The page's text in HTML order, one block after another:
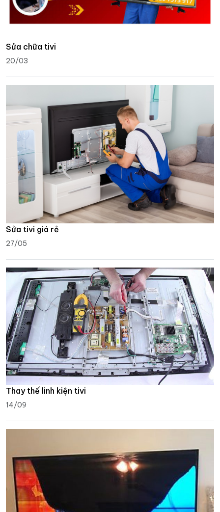
Sửa chữa tivi
20/03
Sửa tivi giá rẻ
27/05
Thay thế linh kiện tivi
14/09